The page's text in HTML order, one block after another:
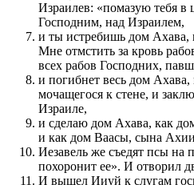
Израилев: «помазую тебя в
Господним, над Израилем,
и ты истребишь дом Ахава,
Мне отмстить за кровь
всех рабов Господних,
и погибнет весь дом
мочащегося к стене, и
Израиле,
и сделаю дом Ахава, как
и как дом Ваасы, сына
Иезавель же съедят псы на
похоронит ее». И отворил
И вышел Ииуй к слугам